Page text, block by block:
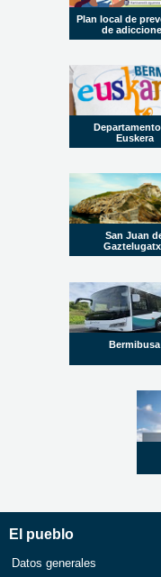
Plan local de
de
Euskera
San Juan
Bermibusa
El pueblo
Datos generales